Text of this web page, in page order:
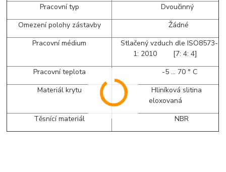
Pracovní typ
Dvoučinný
Omezení polohy zástavby
Žádné
Pracovní médium
Stlačený vzduch dle ISO8573-
1: 2010 [7: 4: 4]
Pracovní teplota
-5 ... 70 ° C
Materiál krytu
Hliníková slitina
eloxovaná
Těsnící materiál
NBR